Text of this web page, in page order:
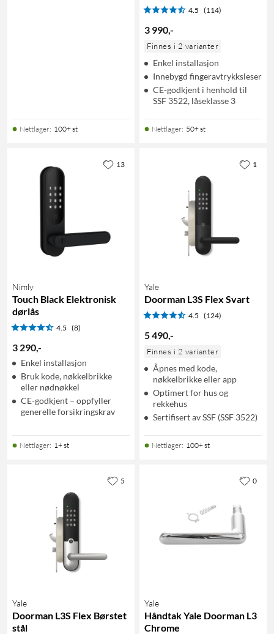
Nettlager: 100+ st
4.5 (114)
3 990,-
Finnes i 2 varianter
Enkel installasjon
Innebygd fingeravtrykksleser
CE-godkjent i henhold til
SSF 3522, låseklasse 3
Nettlager: 50+ st
Nimly
Touch Black Elektronisk
dørlås
4.5 (8)
3 290,-
Enkel installasjon
Bruk kode, nøkkelbrikke
eller nødnøkkel
CE-godkjent – oppfyller
generelle forsikringskrav
Nettlager: 1+ st
13
Yale
Doorman L3S Flex Svart
4.5 (124)
5 490,-
Finnes i 2 varianter
Åpnes med kode,
nøkkelbrikke eller app
Optimert for hus og
rekkehus
Sertifisert av SSF (SSF 3522)
Nettlager: 100+ st
1
Yale
Doorman L3S Flex Børstet
stål
5
Yale
Håndtak Yale Doorman L3
Chrome
0